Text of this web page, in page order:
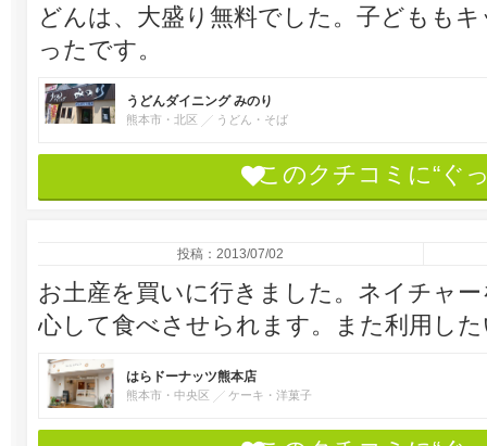
どんは、大盛り無料でした。子どもも
ったです。
うどんダイニング みのり
熊本市・北区 うどん・そば
このクチコミに“ぐ
投稿：2013/07/02
お土産を買いに行きました。ネイチャ
心して食べさせられます。また利用し
はらドーナッツ熊本店
熊本市・中央区 ケーキ・洋菓子